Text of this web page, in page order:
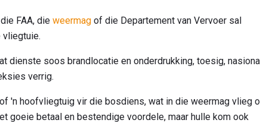
FAA, die weermag of die Departement van Vervoer sal
dienste soos brandlocatie en onderdrukking, toesig,
verrig.
'n hoofvliegtuig vir die bosdiens, wat in die weermag vlieg
goeie betaal en bestendige voordele, maar hulle kom ook